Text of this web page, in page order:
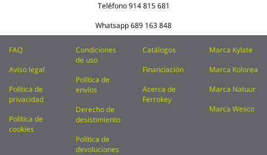
Teléfono914 815 681
Whatsapp689 163 848
FAQ
Aviso legal
Política de
privacidad
Política de
cookies
Condiciones
de uso
Política de
envíos
Derecho de
desistimiento
Política de
devoluciones
Catálogos
Financiación
Acerca de
Ferrokey
Marca Kylate
Marca Kolorea
Marca Natuur
Marca Wesco